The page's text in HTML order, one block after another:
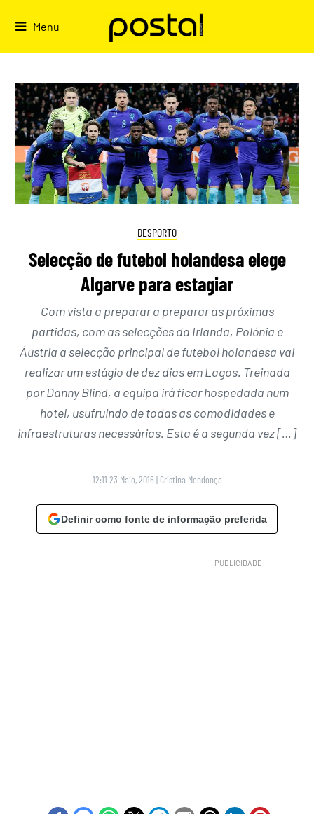
Menu
DESPORTO
Selecção de futebol holandesa elege
Algarve para estagiar
Com vista a preparar a preparar as próximas
partidas, com as selecções da Irlanda, Polónia e
Áustria a selecção principal de futebol holandesa vai
realizar um estágio de dez dias em Lagos. Treinada
por Danny Blind, a equipa irá ficar hospedada num
hotel, usufruindo de todas as comodidades e
infraestruturas necessárias. Esta é a segunda vez […]
12:11 23 Maio, 2016 | Cristina Mendonça
Definir como fonte de informação preferida